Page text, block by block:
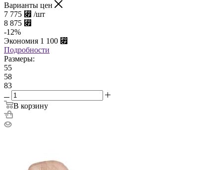
Варианты цен
7 775 ⃏ /шт
8 875 ⃏
-12%
Экономия 1 100 ⃏
Подробности
Размеры:
55
58
83
В корзину